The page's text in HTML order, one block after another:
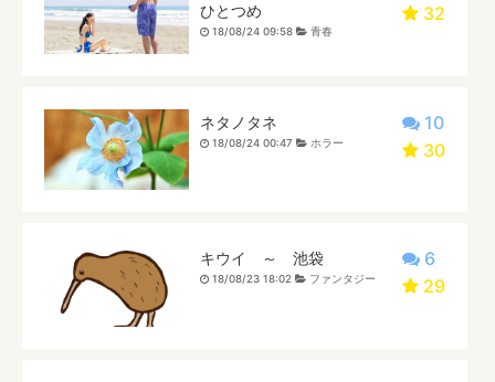
32
ひとつめ
18/08/24 09:58 青春
10
30
ネタノタネ
18/08/24 00:47 ホラー
6
29
キウイ ～ 池袋
18/08/23 18:02 ファンタジー